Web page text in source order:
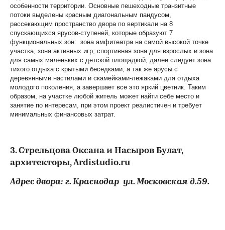
особенности территории. Основные пешеходные транзитные
потоки выделены красным диагональным пандусом,
рассекающим пространство двора по вертикали на 8
спускающихся ярусов-ступеней, которые образуют 7
функциональных зон: зона амфитеатра на самой высокой точке
участка, зона активных игр, спортивная зона для взрослых и зона
для самых маленьких с детской площадкой, далее следует зона
тихого отдыха с крытыми беседками, а так же ярусы с
деревянными настилами и скамейками-лежаками для отдыха
молодого поколения, а завершает все это яркий цветник. Таким
образом, на участке любой житель может найти себе место и
занятие по интересам, при этом проект реалистичен и требует
минимальных финансовых затрат.
3. Стрельцова Оксана и Насыров Булат,
архитекторы, Ardistudio.ru
Адрес двора: г. Краснодар ул. Московская д.59.